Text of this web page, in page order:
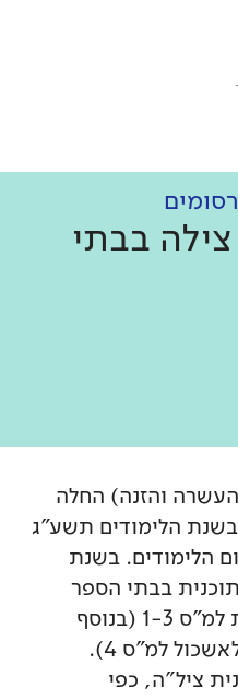
בבתי
והזנה) החלה
בשנת הלימודים תשע"ג
הלימודים. בשנת
בבתי הספר
ובגנים ברשויות מאשכולות למ"ס 1-3 (בנוסף
לירושלים אשר משתייכת לאשכול למ"ס 4).
ציל"ה, כפי